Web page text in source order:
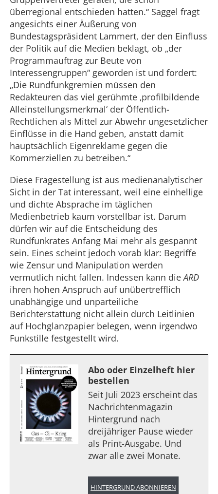
überregional entschieden hatten.“ Saggel fragt
angesichts einer Äußerung von
Bundestagspräsident Lammert, der den Einfluss
der Politik auf die Medien beklagt, ob „der
Programmauftrag zur Beute von
Interessengruppen“ geworden ist und fordert:
„Die Rundfunkgremien müssen den
Redakteuren das viel gerühmte ‚profilbildende
Alleinstellungsmerkmal‘ der Öffentlich-
Rechtlichen als Mittel zur Abwehr ungesetzlicher
Einflüsse in die Hand geben, anstatt damit
hauptsächlich Eigenreklame gegen die
Kommerziellen zu betreiben.“
Diese Fragestellung ist aus medienanalytischer
Sicht in der Tat interessant, weil eine einhellige
und dichte Absprache im täglichen
Medienbetrieb kaum vorstellbar ist. Darum
dürfen wir auf die Entscheidung des
Rundfunkrates Anfang Mai mehr als gespannt
sein. Eines scheint jedoch vorab klar: Begriffe
wie Zensur und Manipulation werden
vermutlich nicht fallen. Indessen kann dieARD
ihren hohen Anspruch auf unübertrefflich
unabhängige und unparteiliche
Berichterstattung nicht allein durch Leitlinien
auf Hochglanzpapier belegen, wenn irgendwo
Funkstille festgestellt wird.
Abo oder Einzelheft hier
bestellen
Seit Juli 2023 erscheint das
Nachrichtenmagazin
Hintergrund nach
dreijähriger Pause wieder
als Print-Ausgabe. Und
zwar alle zwei Monate.
HINTERGRUND ABONNIEREN